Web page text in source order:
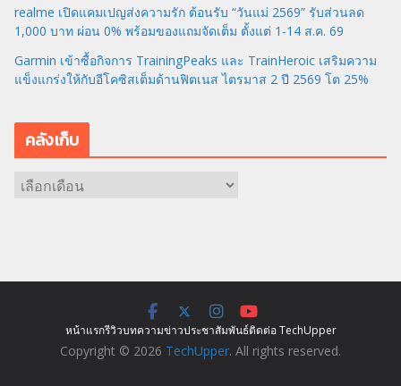
realme เปิดแคมเปญส่งความรัก ต้อนรับ “วันแม่ 2569” รับส่วนลด
1,000 บาท ผ่อน 0% พร้อมของแถมจัดเต็ม ตั้งแต่ 1-14 ส.ค. 69
Garmin เข้าซื้อกิจการ TrainingPeaks และ TrainHeroic เสริมความ
แข็งแกร่งให้กับอีโคซิสเต็มด้านฟิตเนส ไตรมาส 2 ปี 2569 โต 25%
คลังเก็บ
หน้าแรกรีวิวบทความข่าวประชาสัมพันธ์ติดต่อ TechUpper
Copyright © 2026 TechUpper. All rights reserved.